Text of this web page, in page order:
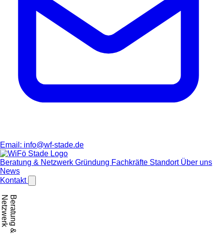
Email: info@wf-stade.de
Beratung & Netzwerk Gründung Fachkräfte Standort Über uns
News
Kontakt
Beratung &
Netzwerk